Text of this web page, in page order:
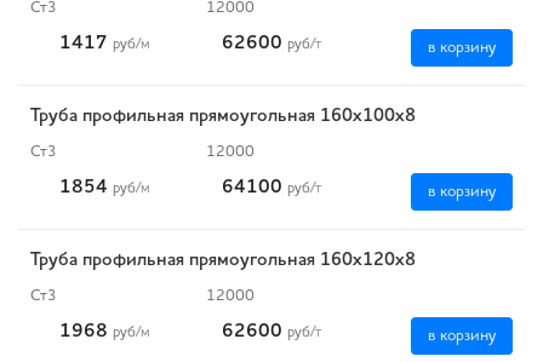
Ст3 12000
1417 руб/м 62600 руб/т в корзину
Труба профильная прямоугольная 160х100х8
Ст3 12000
1854 руб/м 64100 руб/т в корзину
Труба профильная прямоугольная 160х120х8
Ст3 12000
1968 руб/м 62600 руб/т в корзину